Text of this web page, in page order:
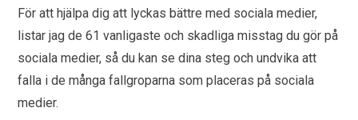
För att hjälpa dig att lyckas bättre med sociala medier,
listar jag de 61 vanligaste och skadliga misstag du gör på
sociala medier, så du kan se dina steg och undvika att
falla i de många fallgroparna som placeras på sociala
medier.